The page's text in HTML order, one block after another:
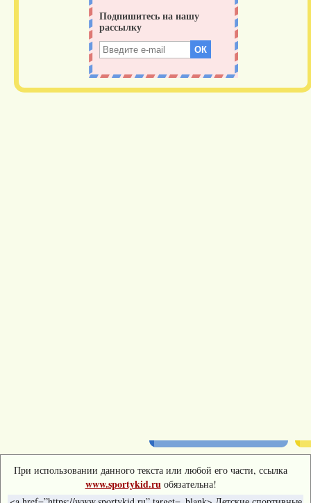
При использовании данного текста или любой его части, ссылка
www.sportykid.ruобязательна!